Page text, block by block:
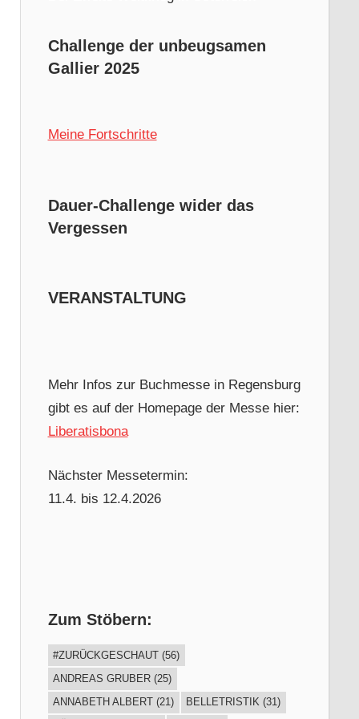
Challenge der unbeugsamen
Gallier 2025
Meine Fortschritte
Dauer-Challenge wider das
Vergessen
VERANSTALTUNG
Mehr Infos zur Buchmesse in Regensburg
gibt es auf der Homepage der Messe hier:
Liberatisbona
Nächster Messetermin:
11.4. bis 12.4.2026
Zum Stöbern:
#ZURÜCKGESCHAUT (56)
ANDREAS GRUBER (25)
ANNABETH ALBERT (21) BELLETRISTIK (31)